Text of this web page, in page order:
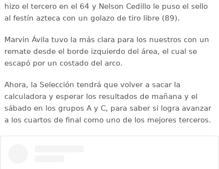
hizo el tercero en el 64 y Nelson Cedillo le puso el sello
al festín azteca con un golazo de tiro libre (89).
Marvin Ávila tuvo la más clara para los nuestros con un
remate desde el borde izquierdo del área, el cual se
escapó por un costado del arco.
Ahora, la Selección tendrá que volver a sacar la
calculadora y esperar los resultados de mañana y el
sábado en los grupos A y C, para saber si logra avanzar
a los cuartos de final como uno de los mejores terceros.